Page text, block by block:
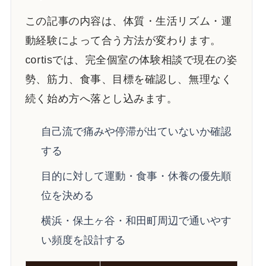
この記事の内容は、体質・生活リズム・運
動経験によって合う方法が変わります。
cortisでは、完全個室の体験相談で現在の姿
勢、筋力、食事、目標を確認し、無理なく
続く始め方へ落とし込みます。
自己流で痛みや停滞が出ていないか確認
する
目的に対して運動・食事・休養の優先順
位を決める
横浜・保土ヶ谷・和田町周辺で通いやす
い頻度を設計する